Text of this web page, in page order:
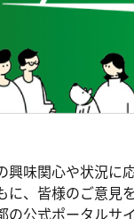
興味関心や状況に
に、皆様のご意見
公式ポータルサイ